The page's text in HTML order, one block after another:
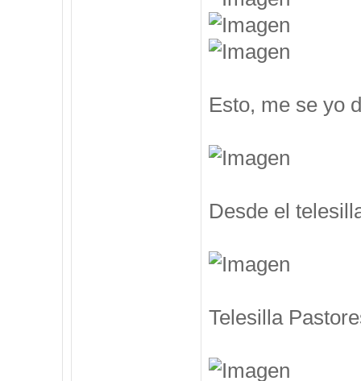
Esto, me se yo
Desde el
Telesilla